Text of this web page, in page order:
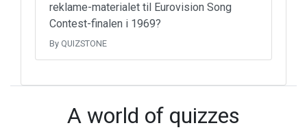
reklame-materialet til Eurovision Song
Contest-finalen i 1969?
By QUIZSTONE
A world of quizzes